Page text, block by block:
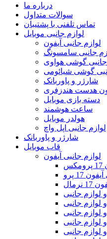
درباره ما
سوالات متداول
تماس تلفنی با پشتیبان
لوازم جانبی موبایل
لوازم جانبی آیفون
جانبی سامسونگ
جانبی گوشی هواوی
گوشی شیائومی
شارژر و پاوربانک
هدست هندزفری
دسته بازی موبایل
ساعت هوشمند
هولدر موبایل
لوازم جانبی اپل واچ
شارژر و پاوربانک
قاب موبایل
لوازم جانبی آیفون
17 پرو